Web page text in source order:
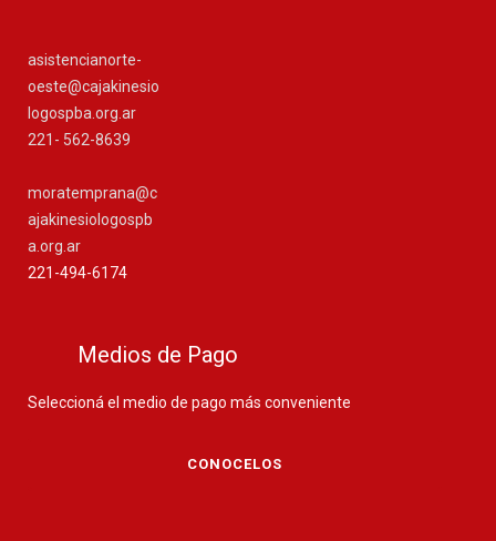
asistencianorte-
oeste@cajakinesio
logospba.org.ar
221- 562-8639
moratemprana@c
ajakinesiologospb
a.org.ar
221-494-6174
Medios de Pago
Seleccioná el medio de pago más conveniente
CONOCELOS